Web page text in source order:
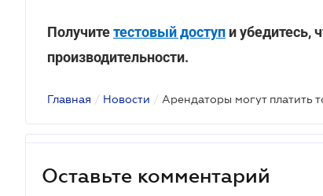
Получитетестовый доступ и убедитесь,
производительности.
Главная / Новости /
Оставьте комментарий